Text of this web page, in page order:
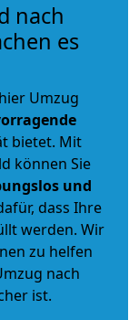
nach
es
Umzug
bietet. Mit
können Sie
und
dass Ihre
werden. Wir
zu helfen
nach
ist.